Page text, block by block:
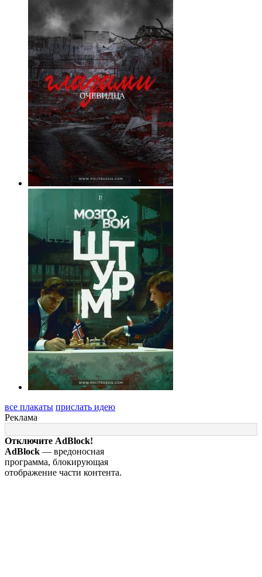
все плакаты прислать идею
Реклама
Отключите AdBlock!
AdBlock — вредоносная
программа, блокирующая
отображение части контента.